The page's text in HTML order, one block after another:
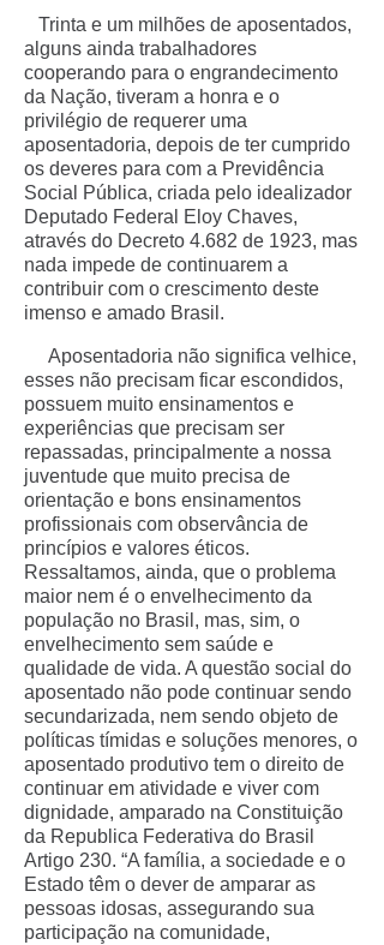
Trinta e um milhões de aposentados,
alguns ainda trabalhadores
cooperando para o engrandecimento
da Nação, tiveram a honra e o
privilégio de requerer uma
aposentadoria, depois de ter cumprido
os deveres para com a Previdência
Social Pública, criada pelo idealizador
Deputado Federal Eloy Chaves,
através do Decreto 4.682 de 1923, mas
nada impede de continuarem a
contribuir com o crescimento deste
imenso e amado Brasil.
Aposentadoria não significa velhice,
esses não precisam ficar escondidos,
possuem muito ensinamentos e
experiências que precisam ser
repassadas, principalmente a nossa
juventude que muito precisa de
orientação e bons ensinamentos
profissionais com observância de
princípios e valores éticos.
Ressaltamos, ainda, que o problema
maior nem é o envelhecimento da
população no Brasil, mas, sim, o
envelhecimento sem saúde e
qualidade de vida. A questão social do
aposentado não pode continuar sendo
secundarizada, nem sendo objeto de
políticas tímidas e soluções menores, o
aposentado produtivo tem o direito de
continuar em atividade e viver com
dignidade, amparado na Constituição
da Republica Federativa do Brasil
Artigo 230. “A família, a sociedade e o
Estado têm o dever de amparar as
pessoas idosas, assegurando sua
participação na comunidade,